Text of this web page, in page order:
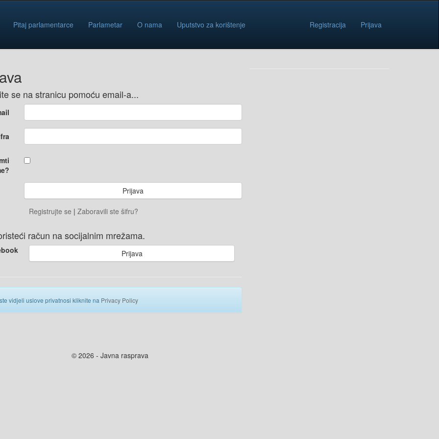
Pitaj parlamentarce Parlametar O nama Uputstvo za korištenje Registracija Prijava
se na stranicu pomoću email-a...
Registrujte se | Zaboravili ste šifru?
račun na socijalnim mrežama.
Prijava
vidjeli uslove privatnosi kliknite na Privacy Policy
© 2026 - Javna rasprava